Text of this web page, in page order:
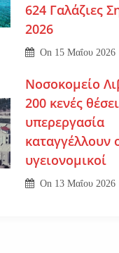
624 Γαλάζιες
2026
On 15 Μαΐου 2026
Νοσοκομείο
200 κενές
υπερεργασία
καταγγέλλουν
υγειονομικοί
On 13 Μαΐου 2026